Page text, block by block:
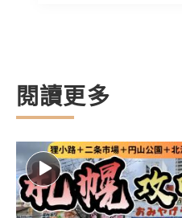
閱讀更多